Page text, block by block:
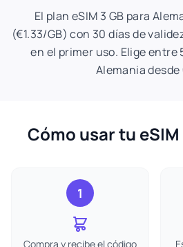
El plan eSIM 3 GB para
(€1.33/GB) con 30 días de
en el primer uso. Elige entre
Alemania desde
Cómo usar tu
1
Compra y recibe el código